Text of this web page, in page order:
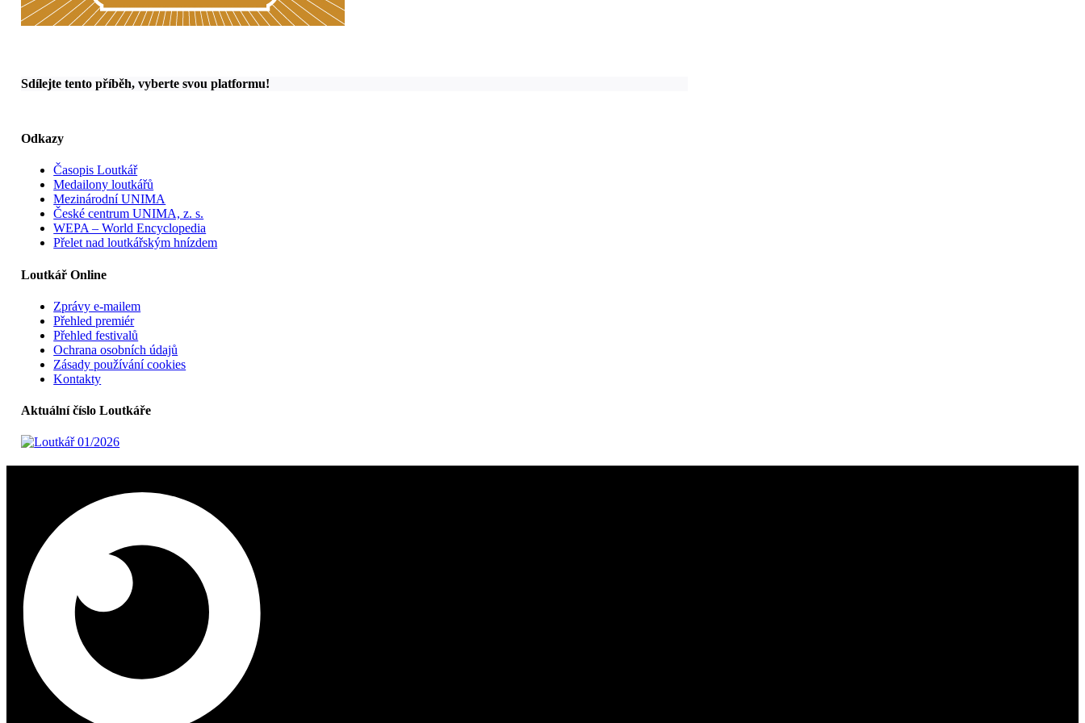
Sdílejte tento příběh, vyberte svou platformu!
Odkazy
Časopis Loutkář
Medailony loutkářů
Mezinárodní UNIMA
České centrum UNIMA, z. s.
WEPA – World Encyclopedia
Přelet nad loutkářským hnízdem
Loutkář Online
Zprávy e-mailem
Přehled premiér
Přehled festivalů
Ochrana osobních údajů
Zásady používání cookies
Kontakty
Aktuální číslo Loutkáře